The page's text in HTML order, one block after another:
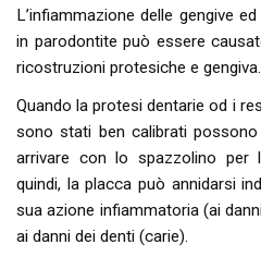
L’infiammazione delle gengive
in parodontite può essere
ricostruzioni protesiche e gengiva.
Quando la protesi dentarie od i
sono stati ben calibrati
arrivare con lo spazzolino per
quindi, la placca può annidarsi
sua azione infiammatoria (ai
ai danni dei denti (carie).